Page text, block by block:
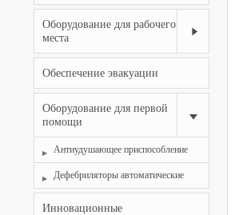
Оборудование для рабочего
места
Обеспечение эвакуации
Оборудование для первой
помощи
Антиудушающее приспособление
Дефебриляторы автоматические
Инновационные